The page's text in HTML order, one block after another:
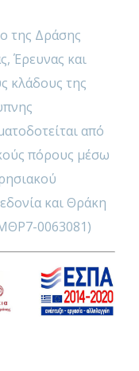
της Δράσης
Έρευνας και
κλάδους της
από
πόρους μέσω
και Θράκη
0063081)